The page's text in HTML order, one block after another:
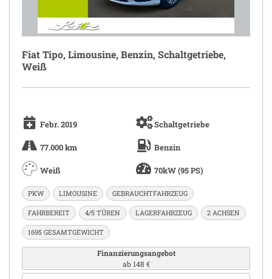
Fiat Tipo, Limousine, Benzin, Schaltgetriebe,
Weiß
Febr. 2019 Schaltgetriebe
77.000 km Benzin
Weiß 70kW (95 PS)
PKW LIMOUSINE GEBRAUCHTFAHRZEUG
FAHRBEREIT 4/5 TÜREN LAGERFAHRZEUG 2 ACHSEN
1695 GESAMTGEWICHT
Finanzierungsangebot
ab 148 €